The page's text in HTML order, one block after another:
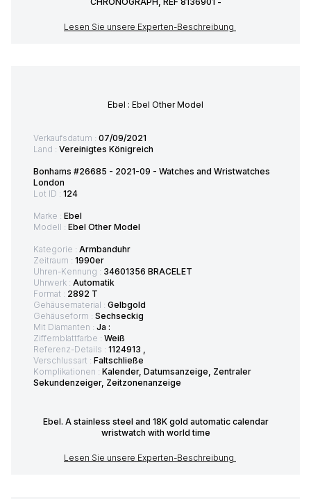
Lesen Sie unsere Experten-Beschreibung
Ebel : Ebel Other Model
Verkaufsdatum : 07/09/2021
Land : Vereinigtes Königreich
Bonhams #26685 - 2021-09 - Watches and Wristwatches
London
Lot ID : 124
Marke : Ebel
Modell : Ebel Other Model
Kategorie : Armbanduhr
Zeitraum : 1990er
Uhren-Kennung : 34601356 BRACELET
Uhrwerk : Automatik
Format : 2892 T
Gehäusematerial : Gelbgold
Gehäuseform : Sechseckig
Mit Diamanten : Ja :
Ziffernblattfarbe : Weiß
Referenz-Details : 1124913 ,
Verschlussart : Faltschließe
Komplikationen : Kalender, Datumsanzeige, Zentraler
Sekundenzeiger, Zeitzonenanzeige
Ebel. A stainless steel and 18K gold automatic calendar
wristwatch with world time
Lesen Sie unsere Experten-Beschreibung